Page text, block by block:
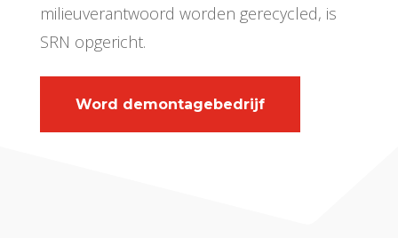
milieuverantwoord worden gerecycled, is
SRN opgericht.
Word demontagebedrijf